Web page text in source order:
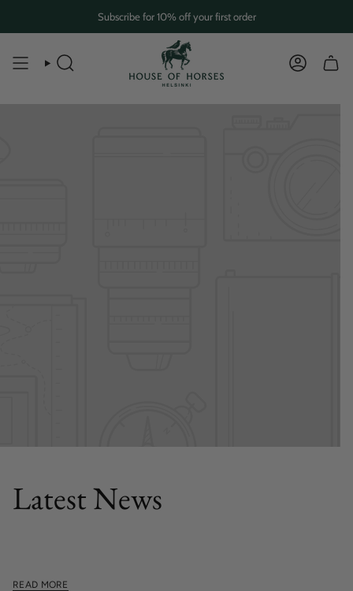
content
Subscribe for 10% off your first order
SEARCH
Latest News
READ MORE